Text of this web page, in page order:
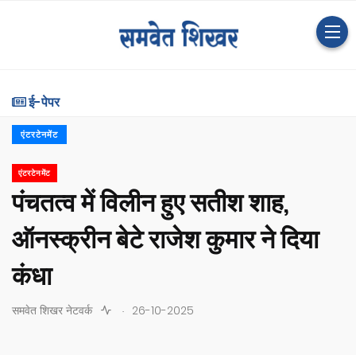
ई-पेपर
एंटरटेनमेंट
एंटरटेनमेंट
पंचतत्व में विलीन हुए सतीश शाह,
ऑनस्क्रीन बेटे राजेश कुमार ने दिया
कंधा
समवेत शिखर नेटवर्क . 26-10-2025